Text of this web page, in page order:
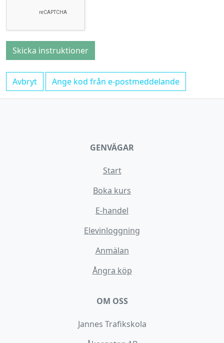
Avbryt Ange kod från e-postmeddelande
GENVÄGAR
Start
Boka kurs
E-handel
Elevinloggning
Anmälan
Ångra köp
OM OSS
Jannes Trafikskola